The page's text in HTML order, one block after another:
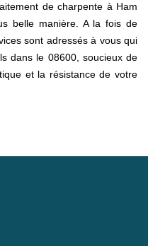
de charpente à Ham
belle manière. A la fois de
sont adressés à vous qui
dans le 08600, soucieux de
et la résistance de votre